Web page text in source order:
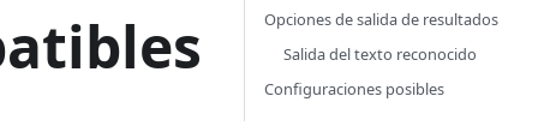
Opciones de salida de resultados
Salida del texto reconocido
Configuraciones posibles